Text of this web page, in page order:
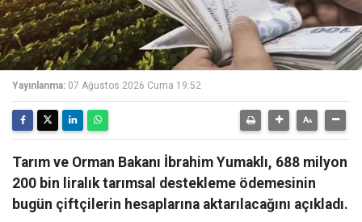
Yayınlanma: 07 Ağustos 2026 Cuma 19:52
Tarım ve Orman Bakanı İbrahim Yumaklı, 688 milyon
200 bin liralık tarımsal destekleme ödemesinin
bugün çiftçilerin hesaplarına aktarılacağını açıkladı.